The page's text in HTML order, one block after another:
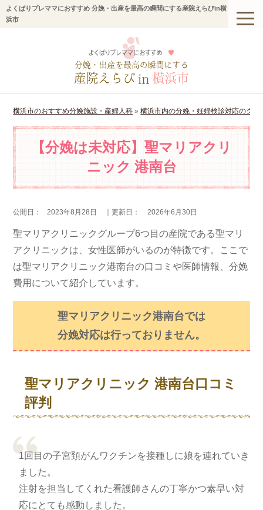
よくばりプレママにおすすめ 分娩・出産を最高の瞬間にする産院えらびin横
浜市
横浜市のおすすめ分娩施設・産婦人科 »横浜市内の分娩・妊婦検診対応のクリ
【分娩は未対応】聖マリアクリ
ニック 港南台
公開日： 2023年8月28日 ｜更新日： 2026年6月30日
聖マリアクリニックグループ6つ目の産院である聖マリ
アクリニックは、女性医師がいるのが特徴です。ここで
は聖マリアクリニック港南台の口コミや医師情報、分娩
費用について紹介しています。
聖マリアクリニック港南台では
分娩対応は行っておりません。
聖マリアクリニック 港南台口コミ
評判
1回目の子宮頚がんワクチンを接種しに娘を連れていき
ました。
注射を担当してくれた看護師さんの丁寧かつ素早い対
応にとても感動しました。